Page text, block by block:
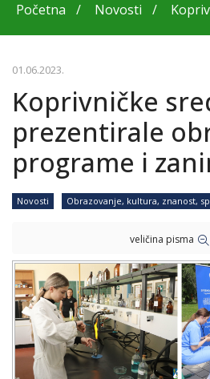
Početna Novosti
01.06.2023.
Koprivničke
prezentirale
programe i
Novosti Obrazovanje, kultura, znanost,
veličina pisma